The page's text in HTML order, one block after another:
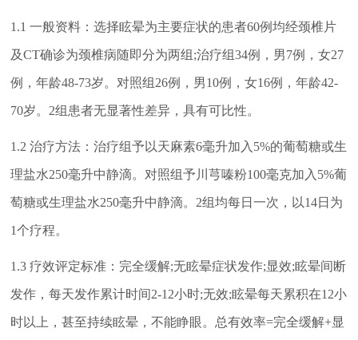
1.1 一般资料：选择眩晕为主要症状的患者60例均经颈椎片
及CT确诊为颈椎病随即分为两组;治疗组34例，男7例，女27
例，年龄48-73岁。对照组26例，男10例，女16例，年龄42-
70岁。2组患者无显著性差异，具有可比性。
1.2 治疗方法：治疗组予以天麻素6毫升加入5%的葡萄糖或生
理盐水250毫升中静滴。对照组予川芎嗪粉100毫克加入5%葡
萄糖或生理盐水250毫升中静滴。2组均每日一次，以14日为
1个疗程。
1.3 疗效评定标准：完全缓解;无眩晕症状发作;显效;眩晕间断
发作，每天发作累计时间2-12小时;无效;眩晕每天累积在12小
时以上，甚至持续眩晕，不能睁眼。总有效率=完全缓解+显